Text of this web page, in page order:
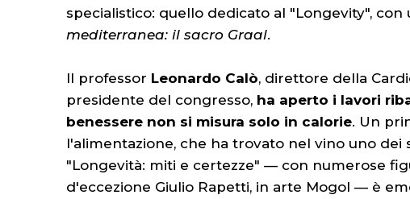
specialistico: quello dedicato al "Longevity",
mediterranea: il sacro Graal.
Il professor Leonardo Calò, direttore della
presidente del congresso, ha aperto i lavori
benessere non si misura solo in calorie. Un
l'alimentazione, che ha trovato nel vino uno dei
"Longevità: miti e certezze" — con numerose
d'eccezione Giulio Rapetti, in arte Mogol — è